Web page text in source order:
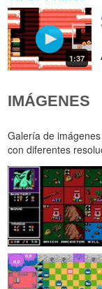
1:37
IMÁGENES
Galería de
con diferentes